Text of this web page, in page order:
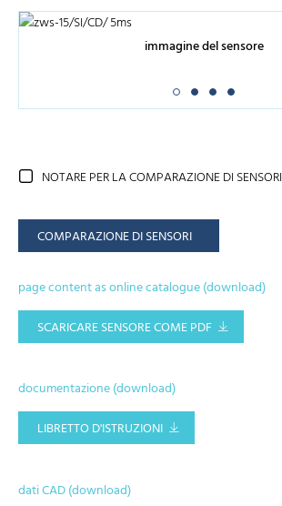
immagine del sensore
NOTARE PER LA COMPARAZIONE DI SENSORI
COMPARAZIONE DI SENSORI
page content as online catalogue (download)
SCARICARE SENSORE COME PDF
documentazione (download)
LIBRETTO D'ISTRUZIONI
dati CAD (download)